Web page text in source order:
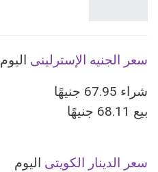
سعر الجنيه الإسترلينى اليوم
شراء 67.95 جنيهًا
بيع 68.11 جنيهًا
سعر الدينار الكويتى اليوم